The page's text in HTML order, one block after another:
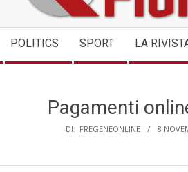
POLITICS SPORT LA
Pagamenti
DI: FREGENEONLINE 8